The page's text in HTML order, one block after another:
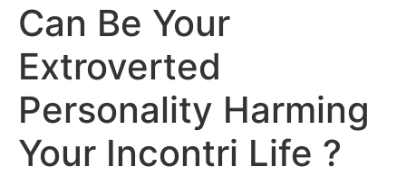
Can Be Your
Extroverted
Personality Harming
Your Incontri Life ?